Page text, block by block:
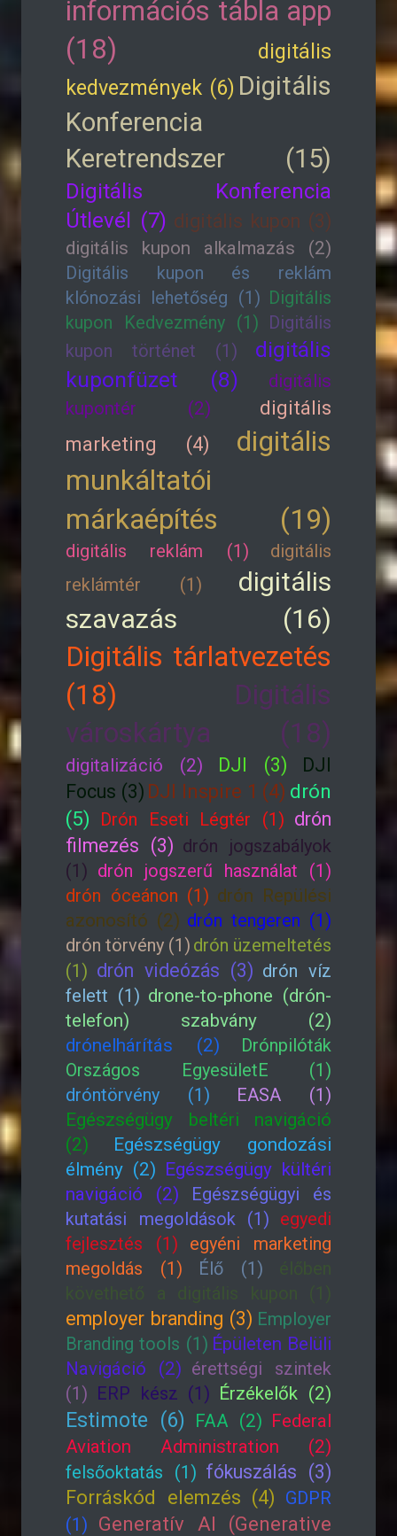
információs tábla app
(18)
digitális
kedvezmények (6) Digitális
Konferencia
Keretrendszer (15)
Digitális Konferencia
Útlevél (7) digitális kupon (3)
digitális kupon alkalmazás (2)
Digitális kupon és reklám
klónozási lehetőség (1) Digitális
kupon Kedvezmény (1) Digitális
kupon történet (1)
digitális
kuponfüzet (8)
digitális
kupontér (2)
digitális
marketing (4)
digitális
munkáltatói
márkaépítés (19)
digitális reklám (1)
digitális
reklámtér (1)
digitális
szavazás (16)
Digitális tárlatvezetés
(18)
Digitális
városkártya (18)
digitalizáció (2) DJI (3)
DJI
Focus (3) DJI Inspire 1 (4) drón
(5)
Drón Eseti Légtér (1) drón
filmezés (3) drón jogszabályok
(1) drón jogszerű használat (1)
drón óceánon (1) drón Repülési
azonosító (2) drón tengeren (1)
drón törvény (1) drón üzemeltetés
(1) drón videózás (3) drón víz
felett (1) drone-to-phone (drón-
telefon) szabvány (2)
drónelhárítás (2)
Drónpilóták
Országos EgyesületE (1)
dróntörvény (1)
EASA (1)
Egészségügy beltéri navigáció
(2)
Egészségügy gondozási
élmény (2) Egészségügy kültéri
navigáció (2)
Egészségügyi és
kutatási megoldások (1) egyedi
fejlesztés (1)
egyéni marketing
megoldás (1)
Élő (1)
employer branding (3) Employer
Branding tools (1) Épületen Belüli
Navigáció (2) érettségi szintek
(1) ERP kész (1) Érzékelők (2)
Estimote (6) FAA (2) Federal
Aviation Administration (2)
felsőoktatás (1) fókuszálás (3)
Forráskód elemzés (4) GDPR
(1) Generatív AI (Generative